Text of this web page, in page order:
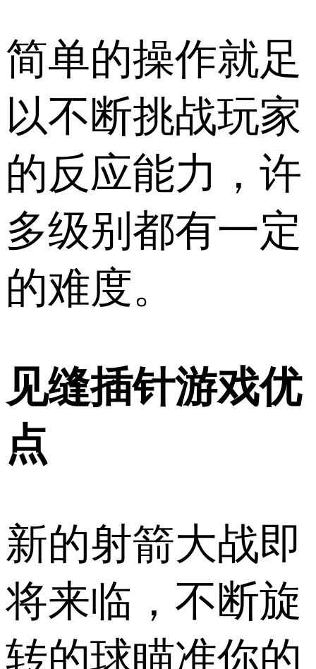
简单的操作就足
以不断挑战玩家
的反应能力，许
多级别都有一定
的难度。
见缝插针游戏优
点
新的射箭大战即
将来临，不断旋
转的球瞄准你的